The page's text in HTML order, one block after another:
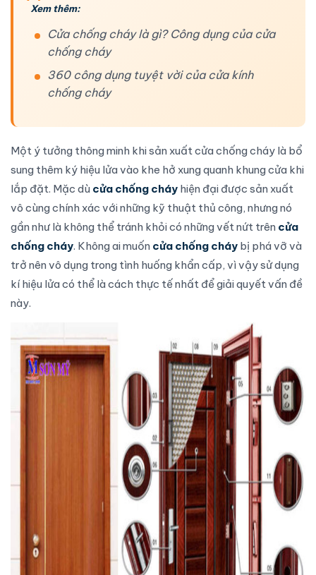
Xem thêm:
Cửa chống cháy là gì? Công dụng của cửa
chống cháy
360 công dụng tuyệt vời của cửa kính
chống cháy
Một ý tưởng thông minh khisản xuất cửa chống cháy là bổ
sung thêm ký hiệu lửa vào khe hở xung quanh khung cửa khi
lắp đặt. Mặc dù cửa chống cháy hiện đại được sản xuất
vô cùng chính xác với những kỹ thuật thủ công, nhưng nó
gần như là không thể tránh khỏi có những vết nứt trên cửa
chống cháy. Không ai muốn cửa chống cháy bị phá vỡ và
trở nên vô dụng trong tình huống khẩn cấp, vì vậy sử dụng
kí hiệu lửa có thể là cách thực tế nhất để giải quyết vấn đề
này.